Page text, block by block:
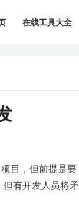
在线工具大全
目，但前提是要
有开发人员将矛